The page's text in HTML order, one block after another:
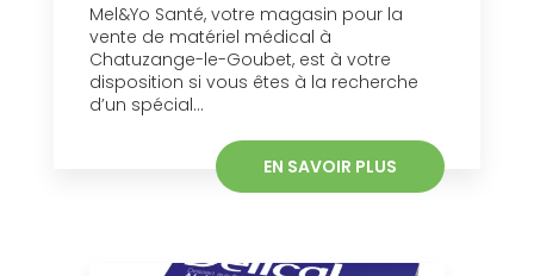
Mel&Yo Santé, votre magasin pour la
vente de matériel médical à
Chatuzange-le-Goubet, est à votre
disposition si vous êtes à la recherche
d’un spécial...
EN SAVOIR PLUS